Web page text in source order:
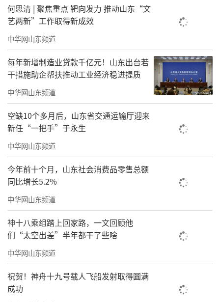
何思清 | 聚焦重点 靶向发力 推动山东“文
艺两新”工作取得新成效
中华网山东频道
每年新增制造业贷款千亿元！山东出台若
干措施助企帮扶推动工业经济稳进提质
中华网山东频道
空缺10个多月后，山东省交通运输厅迎来
新任“一把手”于永生
中华网山东频道
今年前十个月，山东社会消费品零售总额
同比增长5.2%
中华网山东频道
神十八乘组踏上回家路，一文回顾他
们“太空出差”半年都干了些啥
中华网山东频道
祝贺！神舟十九号载人飞船发射取得圆满
成功